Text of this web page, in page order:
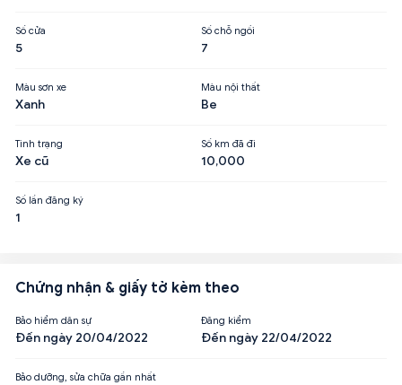
Số cửa
5
Số chỗ ngồi
7
Màu sơn xe
Xanh
Màu nội thất
Be
Tình trạng
Xe cũ
Số km đã đi
10,000
Số lần đăng ký
1
Chứng nhận & giấy tờ kèm theo
Bảo hiểm dân sự
Đến ngày 20/04/2022
Đăng kiểm
Đến ngày 22/04/2022
Bảo dưỡng, sửa chữa gần nhất